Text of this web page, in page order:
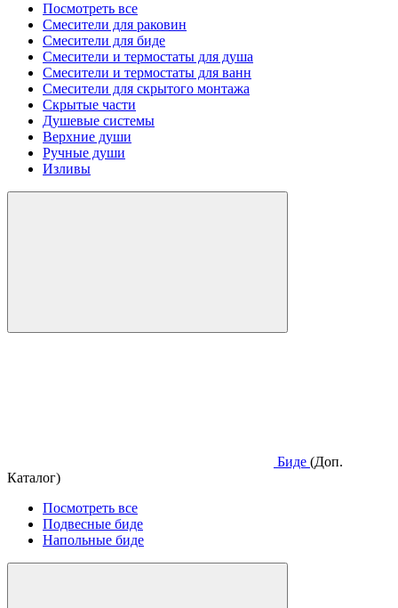
Посмотреть все
Смесители для раковин
Смесители для биде
Смесители и термостаты для душа
Смесители и термостаты для ванн
Смесители для скрытого монтажа
Скрытые части
Душевые системы
Верхние души
Ручные души
Изливы
Биде (Доп.
Каталог)
Посмотреть все
Подвесные биде
Напольные биде